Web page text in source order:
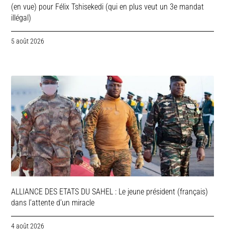
(en vue) pour Félix Tshisekedi (qui en plus veut un 3e mandat
illégal)
5 août 2026
ALLIANCE DES ETATS DU SAHEL : Le jeune président (français)
dans l’attente d’un miracle
4 août 2026